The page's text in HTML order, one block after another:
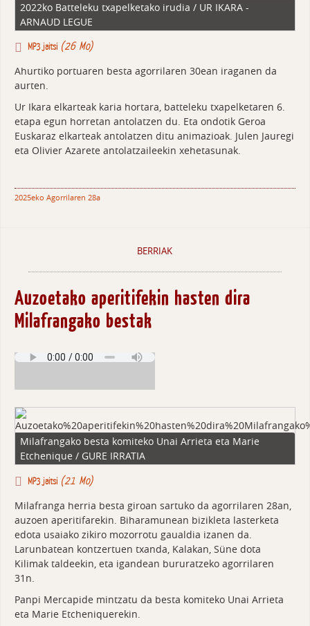
2022ko Batteleku txapelketako irudia / UR IKARA -
ARNAUD LEGUE
MP3 jaitsi (26 Mo)
Ahurtiko portuaren besta agorrilaren 30ean iraganen da
aurten.
Ur Ikara elkarteak karia hortara, batteleku txapelketaren 6.
etapa egun horretan antolatzen du. Eta ondotik Geroa
Euskaraz elkarteak antolatzen ditu animazioak. Julen Jauregi
eta Olivier Azarete antolatzaileekin xehetasunak.
2025eko Agorrilaren 28a
BERRIAK
Auzoetako aperitifekin hasten dira
Milafrangako bestak
Milafrangako besta komiteko Unai Arrieta eta Marie
Etchenique / GURE IRRATIA
MP3 jaitsi (21 Mo)
Milafranga herria besta giroan sartuko da agorrilaren 28an,
auzoen aperitifarekin. Biharamunean bizikleta lasterketa
edota usaiako zikiro mozorrotu gaualdia izanen da.
Larunbatean kontzertuen txanda, Kalakan, Süne dota
Kilimak taldeekin, eta igandean bururatzeko agorrilaren
31n.
Panpi Mercapide mintzatu da besta komiteko Unai Arrieta
eta Marie Etcheniquerekin.